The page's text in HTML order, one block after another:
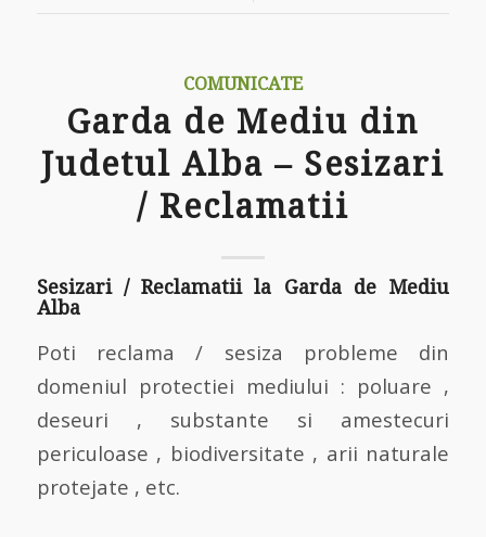
COMUNICATE
Garda de Mediu din
Judetul Alba – Sesizari
/ Reclamatii
Sesizari / Reclamatii la Garda de Mediu
Alba
Poti reclama / sesiza probleme din
domeniul protectiei mediului : poluare ,
deseuri , substante si amestecuri
periculoase , biodiversitate , arii naturale
protejate , etc.